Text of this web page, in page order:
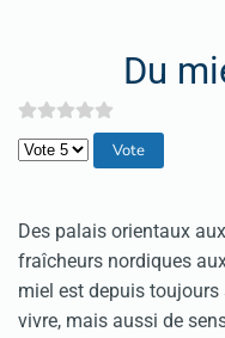
Du
Veuillez voter
Des palais orientaux
fraîcheurs nordiques
miel est depuis
vivre, mais aussi de